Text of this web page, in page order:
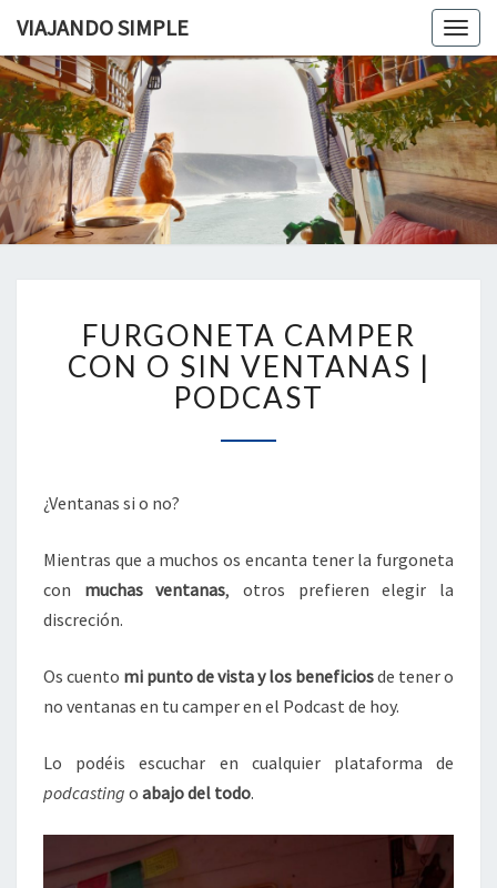
VIAJANDO SIMPLE
SIMPLE
Viviendo
En Un
Camión
Por
Europa
CAMPER
CON
O
SIN
FURGONETA CAMPER
CON O SIN VENTANAS |
PODCAST
¿Ventanas si o no?
Mientras que a muchos os encanta tener la furgoneta
con muchas ventanas, otros prefieren elegir la
discreción.
Os cuento mi punto de vista y los beneficiosde tener o
no ventanas en tu camper en el Podcast de hoy.
Lo podéis escuchar en cualquier plataforma de
podcasting o abajo del todo.